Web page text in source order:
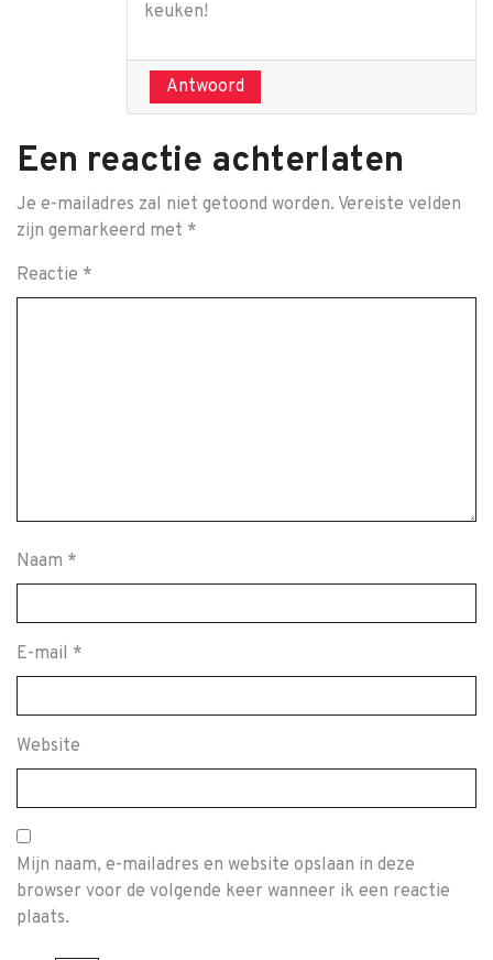
keuken!
Antwoord
Een reactie achterlaten
Je e-mailadres zal niet getoond worden. Vereiste velden
zijn gemarkeerd met *
Reactie *
Naam *
E-mail *
Website
Mijn naam, e-mailadres en website opslaan in deze
browser voor de volgende keer wanneer ik een reactie
plaats.